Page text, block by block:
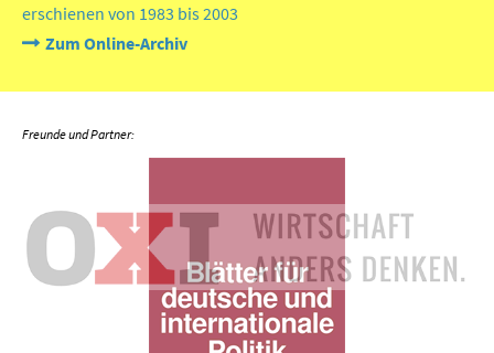
erschienen von 1983 bis 2003
Zum Online-Archiv